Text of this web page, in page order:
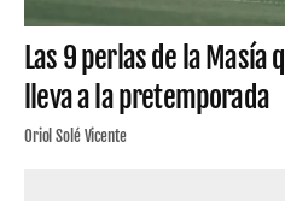
Las 9 perlas de la Masía
lleva a la pretemporada
Oriol Solé Vicente